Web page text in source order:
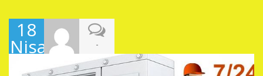
18
Nisan
2019
-